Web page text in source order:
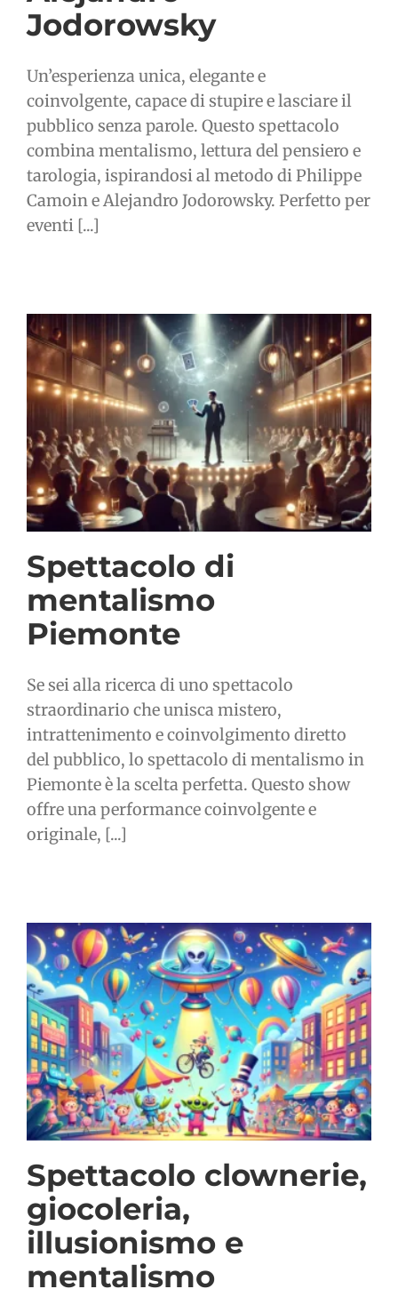
Jodorowsky
Un’esperienza unica, elegante e
coinvolgente, capace di stupire e lasciare il
pubblico senza parole. Questo spettacolo
combina mentalismo, lettura del pensiero e
tarologia, ispirandosi al metodo di Philippe
Camoin e Alejandro Jodorowsky. Perfetto per
eventi [...]
Spettacolo di
mentalismo
Piemonte
Se sei alla ricerca di uno spettacolo
straordinario che unisca mistero,
intrattenimento e coinvolgimento diretto
del pubblico, lo spettacolo di mentalismo in
Piemonte è la scelta perfetta. Questo show
offre una performance coinvolgente e
originale, [...]
Spettacolo clownerie,
giocoleria,
illusionismo e
mentalismo